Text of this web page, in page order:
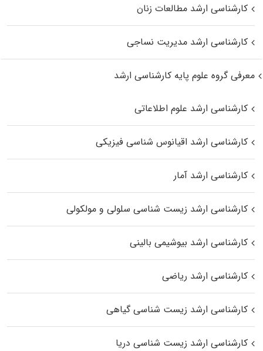
کارشناسی ارشد مطالعات زنان
کارشناسی ارشد مدیریت نساجی
معرفی گروه علوم پایه کارشناسی ارشد
کارشناسی ارشد علوم اطلاعاتی
کارشناسی ارشد اقیانوس‌ شناسی فیزیکی
کارشناسی ارشد آمار
کارشناسی ارشد زیست شناسی سلولی و مولکولی
کارشناسی ارشد بیوشیمی بالینی
کارشناسی ارشد ریاضی
کارشناسی ارشد زیست‌ شناسی گیاهی
کارشناسی ارشد زیست‌ شناسی دریا